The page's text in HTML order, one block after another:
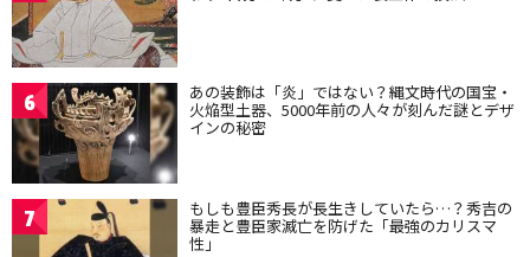
6 あの装飾は「炎」ではない？縄文時代の国宝・
火焔型土器、5000年前の人々が刻んだ謎とデザ
インの秘密
7 もしも豊臣秀長が長生きしていたら…？秀吉の
暴走と豊臣家滅亡を防げた「最強のカリスマ
性」